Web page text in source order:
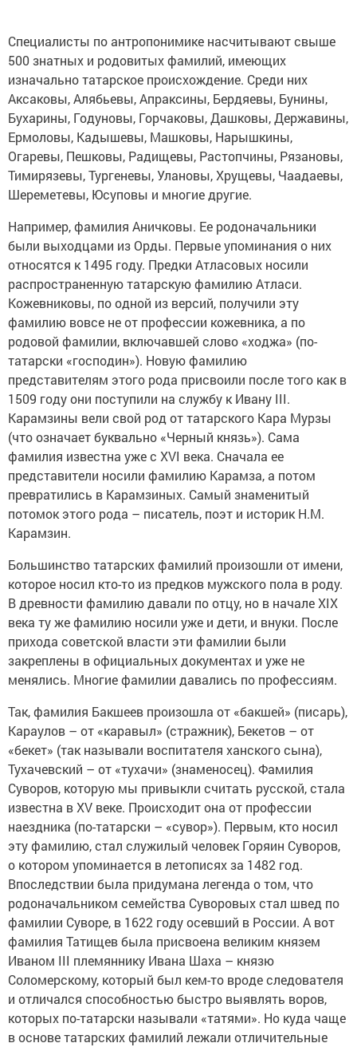
Cпециалисты по антропонимике насчитывают свыше
500 знатных и родовитых фамилий, имеющих
изначально татарское происхождение. Среди них
Аксаковы, Алябьевы, Апраксины, Бердяевы, Бунины,
Бухарины, Годуновы, Горчаковы, Дашковы, Державины,
Ермоловы, Кадышевы, Машковы, Нарышкины,
Огаревы, Пешковы, Радищевы, Растопчины, Рязановы,
Тимирязевы, Тургеневы, Улановы, Хрущевы, Чаадаевы,
Шереметевы, Юсуповы и многие другие.
Например, фамилия Аничковы. Ее родоначальники
были выходцами из Орды. Первые упоминания о них
относятся к 1495 году. Предки Атласовых носили
распространенную татарскую фамилию Атласи.
Кожевниковы, по одной из версий, получили эту
фамилию вовсе не от профессии кожевника, а по
родовой фамилии, включавшей слово «ходжа» (по-
татарски «господин»). Новую фамилию
представителям этого рода присвоили после того как в
1509 году они поступили на службу к Ивану III.
Карамзины вели свой род от татарского Кара Мурзы
(что означает буквально «Черный князь»). Сама
фамилия известна уже с XVI века. Сначала ее
представители носили фамилию Карамза, а потом
превратились в Карамзиных. Самый знаменитый
потомок этого рода – писатель, поэт и историк Н.М.
Карамзин.
Большинство татарских фамилий произошли от имени,
которое носил кто-то из предков мужского пола в роду.
В древности фамилию давали по отцу, но в начале XIX
века ту же фамилию носили уже и дети, и внуки. После
прихода советской власти эти фамилии были
закреплены в официальных документах и уже не
менялись. Многие фамилии давались по профессиям.
Так, фамилия Бакшеев произошла от «бакшей» (писарь),
Караулов – от «каравыл» (стражник), Бекетов – от
«бекет» (так называли воспитателя ханского сына),
Тухачевский – от «тухачи» (знаменосец). Фамилия
Суворов, которую мы привыкли считать русской, стала
известна в XV веке. Происходит она от профессии
наездника (по-татарски – «сувор»). Первым, кто носил
эту фамилию, стал служилый человек Горяин Суворов,
о котором упоминается в летописях за 1482 год.
Впоследствии была придумана легенда о том, что
родоначальником семейства Суворовых стал швед по
фамилии Суворе, в 1622 году осевший в России. А вот
фамилия Татищев была присвоена великим князем
Иваном III племяннику Ивана Шаха – князю
Соломерскому, который был кем-то вроде следователя
и отличался способностью быстро выявлять воров,
которых по-татарски называли «татями». Но куда чаще
в основе татарских фамилий лежали отличительные